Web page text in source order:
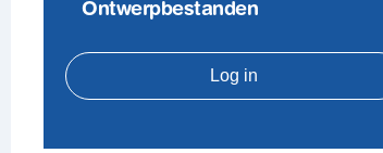
Ontwerpbestanden
Log in